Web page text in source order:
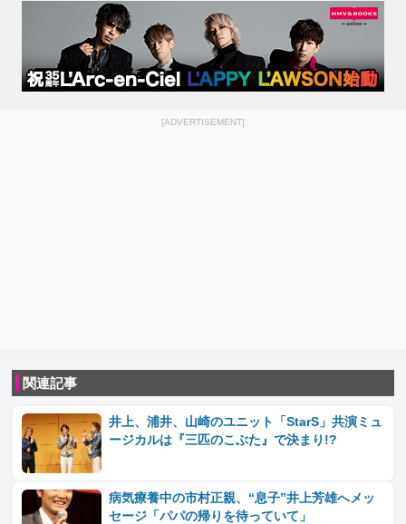
[ADVERTISEMENT]
関連記事
井上、浦井、山崎のユニット「StarS」共演ミュ
ージカルは『三匹のこぶた』で決まり!?
病気療養中の市村正親、“息子”井上芳雄へメッ
セージ「パパの帰りを待っていて」